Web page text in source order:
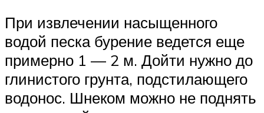
При извлечении насыщенного
водой песка бурение ведется еще
примерно 1 — 2 м. Дойти нужно до
глинистого грунта, подстилающего
водонос. Шнеком можно не поднять